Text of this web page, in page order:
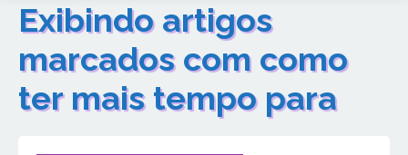
Exibindo artigos
marcados com como
ter mais tempo para